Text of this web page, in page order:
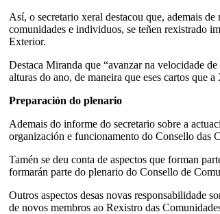
Así, o secretario xeral destacou que, ademais
comunidades e individuos, se teñen rexistrado
Exterior.
Destaca Miranda que “avanzar na velocidade
alturas do ano, de maneira que eses cartos que
Preparación do plenario
Ademais do informe do secretario sobre a
organización e funcionamento do Consello das
Tamén se deu conta de aspectos que forman
formarán parte do plenario do Consello de
Outros aspectos desas novas responsabilidade
de novos membros ao Rexistro das